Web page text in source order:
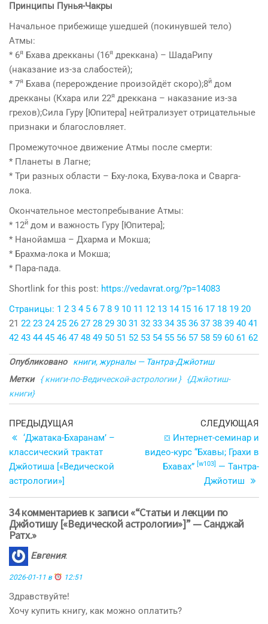
Принципы Пунья-Чакры
Начальное прибежище ушедшей (покинувшей тело)
Атмы:
* 6я Бхава дрекканы (16я дреккана) – ШадаРипу
(наказание из-за слабостей);
* 7я Бхава (перерождение произойдёт скоро);8й дом
дрекканы (Кхара или 22я дреккана – наказание из-за
грехов);Сила Гуру [Юпитера] нейтрализует отрицательные
признаки и благословляет.
Промежуточное движение Атмы после смерти:
* Планеты в Лагне;
* Три разных области – Бху-лока, Бхува-лока и Сварга-
лока.
Окончательное местопребывание Атмы:
* 12й дом и важность Гуру [Юпитера];
* Нанойамша – Дхарма и Мокша;
* Брахма-лока и Мокша;
* Пара-пада.
Shortlink for this post: https://vedavrat.org/?p=14083
Страницы: 1 2 3 4 5 6 7 8 9 10 11 12 13 14 15 16 17 18 19 20
21 22 23 24 25 26 27 28 29 30 31 32 33 34 35 36 37 38 39 40 41
42 43 44 45 46 47 48 49 50 51 52 53 54 55 56 57 58 59 60 61 62
Опубликовано
книги, журналы — Тантра-Джйотиш
Метки
{ книги-по-Ведической-астрологии }
{Джйотиш-
книги}
Навигация
по
записям
Предыдущая
запись
ПРЕДЫДУЩАЯ
‘Джатака-Бхаранам’ –
классический трактат
Джйотиша [«Ведической
астрологии»]
СЛЕДУЮЩАЯ
⛋ Интернет-семинар и
видео-курс “Бхавы; Грахи в
Бхавах” [w103]
— Тантра-
Джйотиш
34 комментариев к записи «“Статьи и лекции по
Джйотишу [«Ведической астрологии»]” — Санджай
Ратх.»
Евгения:
2026-01-11 в 12:51
Здравствуйте!
Хочу купить книгу, как можно оплатить?